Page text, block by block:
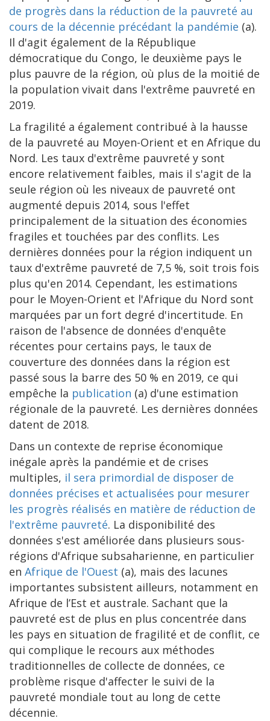
de progrès dans la réduction de la pauvreté au
cours de la décennie précédant la pandémie (a).
Il d'agit également de la République
démocratique du Congo, le deuxième pays le
plus pauvre de la région, où plus de la moitié de
la population vivait dans l'extrême pauvreté en
2019.
La fragilité a également contribué à la hausse
de la pauvreté au Moyen-Orient et en Afrique du
Nord. Les taux d'extrême pauvreté y sont
encore relativement faibles, mais il s'agit de la
seule région où les niveaux de pauvreté ont
augmenté depuis 2014, sous l'effet
principalement de la situation des économies
fragiles et touchées par des conflits. Les
dernières données pour la région indiquent un
taux d'extrême pauvreté de 7,5 %, soit trois fois
plus qu'en 2014. Cependant, les estimations
pour le Moyen-Orient et l'Afrique du Nord sont
marquées par un fort degré d'incertitude. En
raison de l'absence de données d'enquête
récentes pour certains pays, le taux de
couverture des données dans la région est
passé sous la barre des 50 % en 2019, ce qui
empêche la publication (a) d'une estimation
régionale de la pauvreté. Les dernières données
datent de 2018.
Dans un contexte de reprise économique
inégale après la pandémie et de crises
multiples, il sera primordial de disposer de
données précises et actualisées pour mesurer
les progrès réalisés en matière de réduction de
l'extrême pauvreté. La disponibilité des
données s'est améliorée dans plusieurs sous-
régions d'Afrique subsaharienne, en particulier
en Afrique de l'Ouest (a), mais des lacunes
importantes subsistent ailleurs, notamment en
Afrique de l’Est et australe. Sachant que la
pauvreté est de plus en plus concentrée dans
les pays en situation de fragilité et de conflit, ce
qui complique le recours aux méthodes
traditionnelles de collecte de données, ce
problème risque d'affecter le suivi de la
pauvreté mondiale tout au long de cette
décennie.